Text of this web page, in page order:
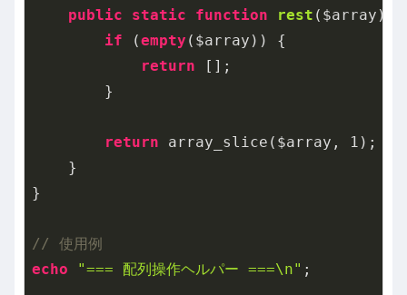
public
static function rest ($array)
if (empty ($array)) {
return [];
        }
return array_slice($array, 1 );
    }
}
// 使用例
echo
"=== 配列操作ヘルパー ===\n" ;